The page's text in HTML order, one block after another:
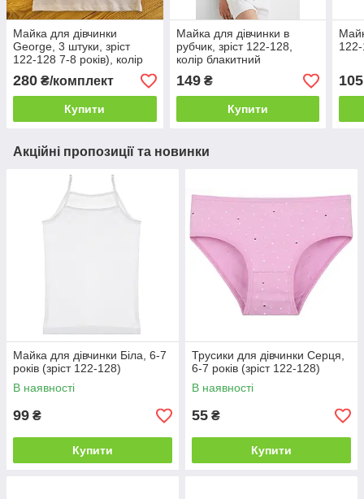
Майка для дівчинки
George, 3 штуки, зріст
122-128 7-8 років), колір
білий, пудровий, бузковий
280 ₴/комплект
Купити
Майка для дівчинки в
рубчик, зріст 122-128,
колір блакитний
149₴
Купити
122-
105
Акційні пропозиції та новинки
Майка для дівчинки Біла, 6-7
років (зріст 122-128)
В наявності
99 ₴
Купити
Трусики для дівчинки Серця,
6-7 років (зріст 122-128)
В наявності
55 ₴
Купити